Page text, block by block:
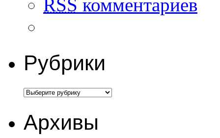
RSS комментариев
Рубрики
Архивы